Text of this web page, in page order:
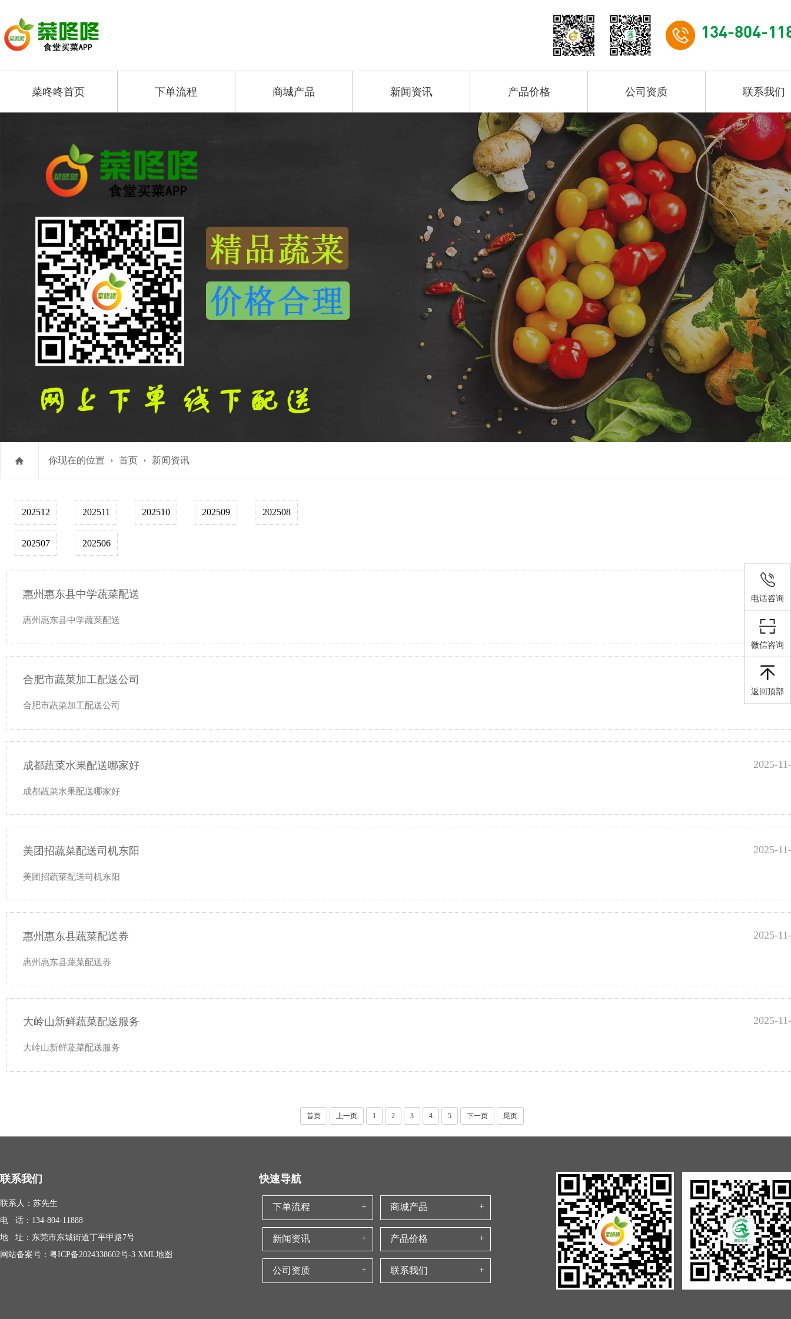
134-804-
菜咚咚首页 下单流程 商城产品 新闻资讯 产品价格 公司资质 联系我们
你现在的位置 首页 新闻资讯
202512 202511 202510 202509 202508
202507 202506
2025-
惠州惠东县中学蔬菜配送
惠州惠东县中学蔬菜配送
2025-
合肥市蔬菜加工配送公司
合肥市蔬菜加工配送公司
2025-
成都蔬菜水果配送哪家好
成都蔬菜水果配送哪家好
2025-
美团招蔬菜配送司机东阳
美团招蔬菜配送司机东阳
2025-
惠州惠东县蔬菜配送券
惠州惠东县蔬菜配送券
2025-
大岭山新鲜蔬菜配送服务
大岭山新鲜蔬菜配送服务
首页 上一页 1 2 3 4 5 下一页 尾页
联系我们
联系人：苏先生
电 话：134-804-11888
地 址：东莞市东城街道丁平甲路7号
网站备案号： 粤ICP备2024338602号-3 XML地图
快速导航
下单流程 商城产品
新闻资讯 产品价格
公司资质 联系我们
电话咨询
微信咨询
返回顶部